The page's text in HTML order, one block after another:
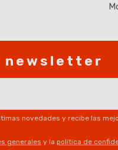
newsletter
novedades y recibe las
generales y la política de